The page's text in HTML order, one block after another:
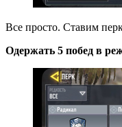
Все просто. Ставим
Одержать 5 побед в